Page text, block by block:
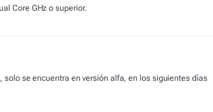
Core GHz o superior.
solo se encuentra en versión alfa, en los siguientes días